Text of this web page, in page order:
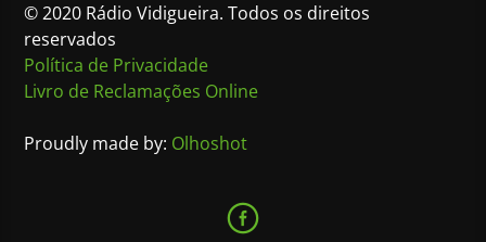
© 2020 Rádio Vidigueira. Todos os direitos
reservados
Política de Privacidade
Livro de Reclamações Online
Proudly made by: Olhoshot